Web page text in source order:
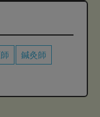
鍼灸師